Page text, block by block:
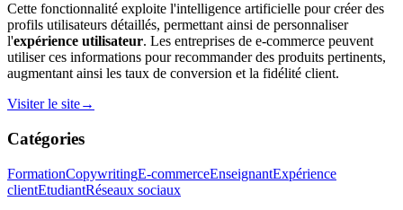
Cette fonctionnalité exploite l'intelligence artificielle pour créer des
profils utilisateurs détaillés, permettant ainsi de personnaliser
l'expérience utilisateur. Les entreprises de e-commerce peuvent
utiliser ces informations pour recommander des produits pertinents,
augmentant ainsi les taux de conversion et la fidélité client.
Visiter le site→
Catégories
FormationCopywritingE-commerceEnseignantExpérience
clientEtudiantRéseaux sociaux